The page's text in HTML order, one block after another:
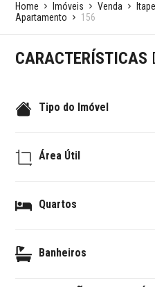
Home Imóveis Venda
Apartamento
156
CARACTERÍSTICAS
Tipo do Imóvel
Área Útil
Quartos
Banheiros